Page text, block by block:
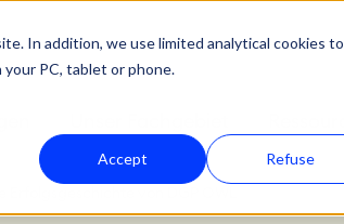
In addition, we use limited analytical cookies to
PC, tablet or phone.
Accept Refuse